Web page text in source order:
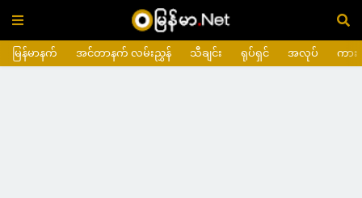
မြန်မာနက် အင်တာနက် လမ်းညွှန် သီချင်း ရုပ်ရှင် အလုပ် ကား